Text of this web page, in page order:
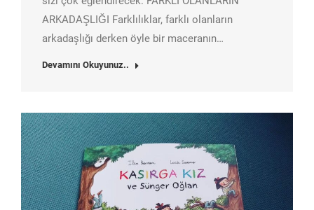
ARKADAŞLIĞI Farklılıklar, farklı olanların
arkadaşlığı derken öyle bir maceranın…
Devamını Okuyunuz..